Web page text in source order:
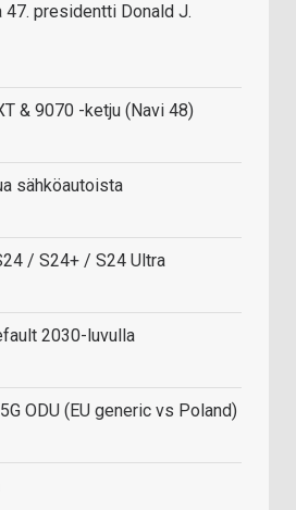
47. presidentti Donald J.
& 9070 -ketju (Navi 48)
sähköautoista
/ S24+ / S24 Ultra
2030-luvulla
ODU (EU generic vs Poland)